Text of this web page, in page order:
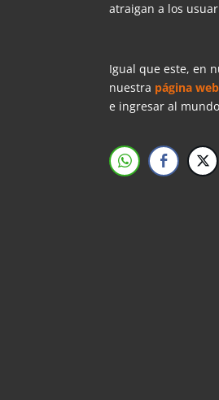
atraigan a los
Igual que este, en
nuestra página web
e ingresar al